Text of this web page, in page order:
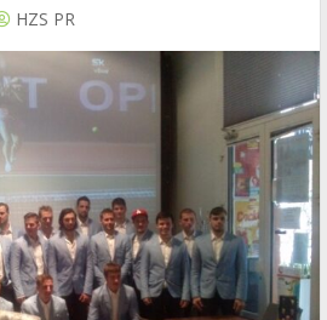
HZS PR